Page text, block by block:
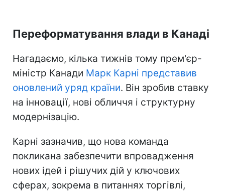
Переформатування влади в Канаді
Нагадаємо, кілька тижнів тому прем'єр-
міністр Канади Марк Карні представив
оновлений уряд країни. Він зробив ставку
на інновації, нові обличчя і структурну
модернізацію.
Карні зазначив, що нова команда
покликана забезпечити впровадження
нових ідей і рішучих дій у ключових
сферах, зокрема в питаннях торгівлі,